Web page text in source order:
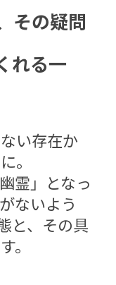
その疑問
れる一
い存在か
。
霊」となっ
ないよう
、 その具
。